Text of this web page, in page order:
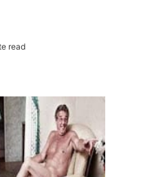
read